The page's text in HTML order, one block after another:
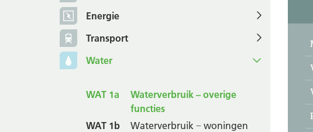
Energie
Transport
Water
WAT 1a
Waterverbruik – overige
functies
WAT 1b
Waterverbruik − woningen